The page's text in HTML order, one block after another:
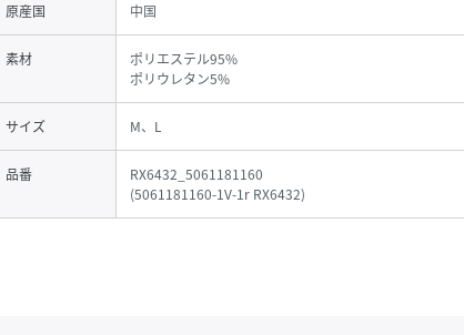
原産国 中国
素材
ポリエステル95%
ポリウレタン5%
サイズ M、L
品番
RX6432_5061181160
(5061181160-1V-1r RX6432)